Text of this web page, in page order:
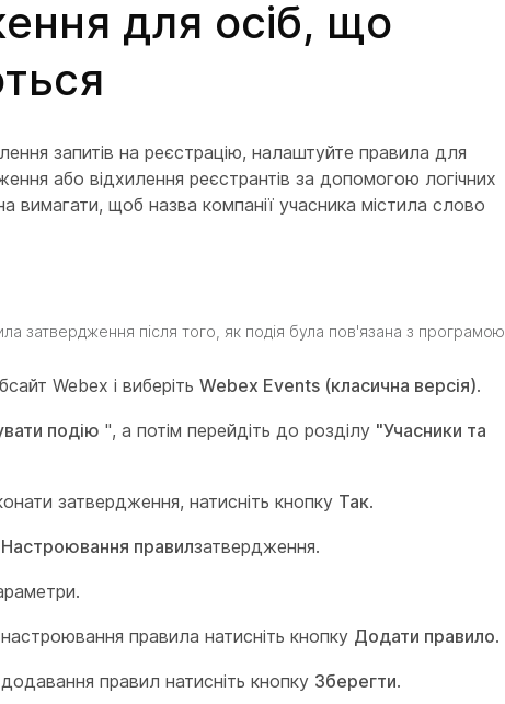
для осіб, що
запитів на реєстрацію, налаштуйте правила для
або відхилення реєстрантів за допомогою логічних
вимагати, щоб назва компанії учасника містила слово
затвердження після того, як подія була пов'язана з програмою.
Webex і виберіть Webex Events (класична версія).
подію ", а потім перейдіть до розділу "Учасники та
затвердження, натисніть кнопку Так.
правилзатвердження.
правила натисніть кнопку Додати правило.
правил натисніть кнопку Зберегти.